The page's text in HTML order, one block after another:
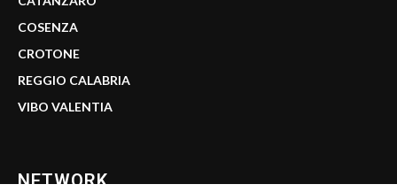
COSENZA
CROTONE
REGGIO CALABRIA
VIBO VALENTIA
NETWORK